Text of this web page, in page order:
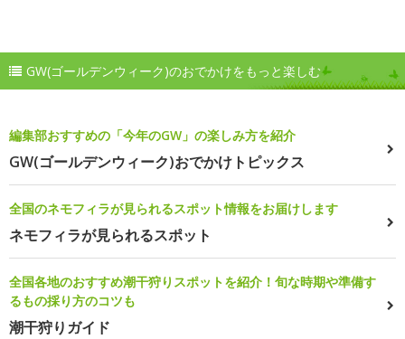
GW(ゴールデンウィーク)のおでかけをもっと楽しむ
編集部おすすめの「今年のGW」の楽しみ方を紹介
GW(ゴールデンウィーク)おでかけトピックス
全国のネモフィラが見られるスポット情報をお届けします
ネモフィラが見られるスポット
全国各地のおすすめ潮干狩りスポットを紹介！旬な時期や準備す
るもの採り方のコツも
潮干狩りガイド